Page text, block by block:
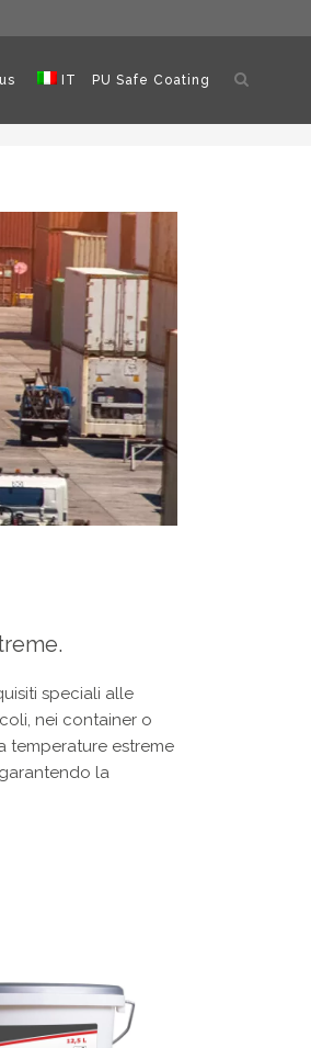
Apri
IT PU Safe Coating
speciali alle
nei container o
temperature estreme
la